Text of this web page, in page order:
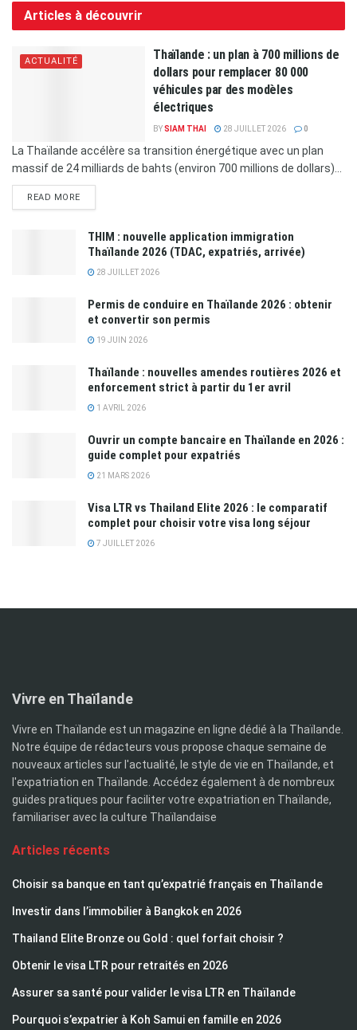
Articles à découvrir
ACTUALITÉ
Thaïlande : un plan à 700 millions de
dollars pour remplacer 80 000
véhicules par des modèles
électriques
BYSIAM THAI 28 JUILLET 2026 0
La Thaïlande accélère sa transition énergétique avec un plan
massif de 24 milliards de bahts (environ 700 millions de dollars)...
READ MORE
THIM : nouvelle application immigration
Thaïlande 2026 (TDAC, expatriés, arrivée)
28 JUILLET 2026
Permis de conduire en Thaïlande 2026 : obtenir
et convertir son permis
19 JUIN 2026
Thaïlande : nouvelles amendes routières 2026 et
enforcement strict à partir du 1er avril
1 AVRIL 2026
Ouvrir un compte bancaire en Thaïlande en 2026 :
guide complet pour expatriés
21 MARS 2026
Visa LTR vs Thailand Elite 2026 : le comparatif
complet pour choisir votre visa long séjour
7 JUILLET 2026
Vivre en Thaïlande
Vivre en Thaïlande est un magazine en ligne dédié à la Thaïlande.
Notre équipe de rédacteurs vous propose chaque semaine de
nouveaux articles sur l'actualité, le style de vie en Thaïlande, et
l'expatriation en Thaïlande. Accédez également à de nombreux
guides pratiques pour faciliter votre expatriation en Thaïlande,
familiariser avec la culture Thaïlandaise
Articles récents
Choisir sa banque en tant qu’expatrié français en Thaïlande
Investir dans l’immobilier à Bangkok en 2026
Thailand Elite Bronze ou Gold : quel forfait choisir ?
Obtenir le visa LTR pour retraités en 2026
Assurer sa santé pour valider le visa LTR en Thaïlande
Pourquoi s’expatrier à Koh Samui en famille en 2026